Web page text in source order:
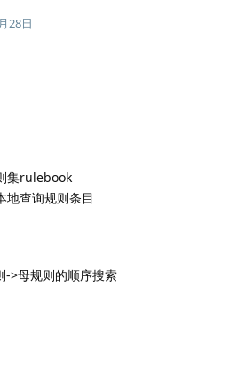
28日
集rulebook
地查询规则条目
->母规则的顺序搜索